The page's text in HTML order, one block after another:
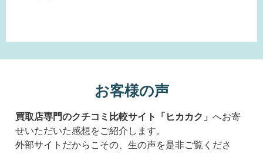
お客様の声
買取店専門のクチコミ比較サイト「ヒカカク」 へお寄
せいただいた感想をご紹介します。
外部サイトだからこその、生の声を是非ご覧くださ